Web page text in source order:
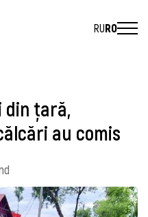
RURO
din țară,
au comis